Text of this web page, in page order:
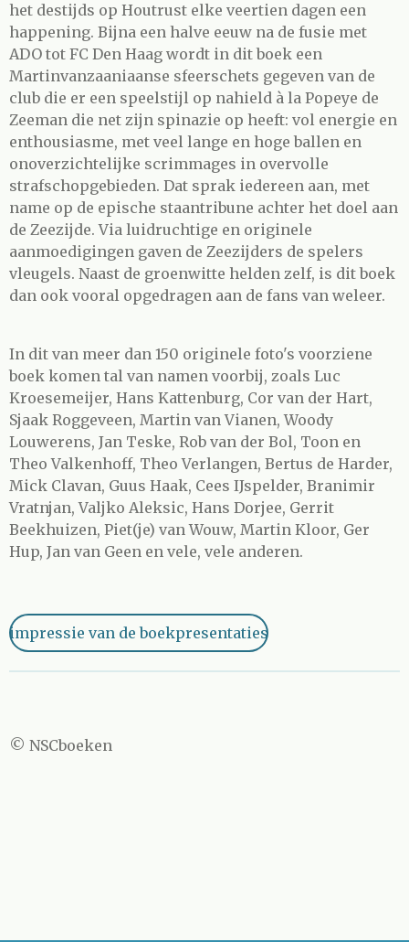
het destijds op Houtrust elke veertien dagen een
happening. Bijna een halve eeuw na de fusie met
ADO tot FC Den Haag wordt in dit boek een
Martinvanzaaniaanse sfeerschets gegeven van de
club die er een speelstijl op nahield à la Popeye de
Zeeman die net zijn spinazie op heeft: vol energie en
enthousiasme, met veel lange en hoge ballen en
onoverzichtelijke scrimmages in overvolle
strafschopgebieden. Dat sprak iedereen aan, met
name op de epische staantribune achter het doel aan
de Zeezijde. Via luidruchtige en originele
aanmoedigingen gaven de Zeezijders de spelers
vleugels. Naast de groenwitte helden zelf, is dit boek
dan ook vooral opgedragen aan de fans van weleer.
In dit van meer dan 150 originele foto's voorziene
boek komen tal van namen voorbij, zoals Luc
Kroesemeijer, Hans Kattenburg, Cor van der Hart,
Sjaak Roggeveen, Martin van Vianen, Woody
Louwerens, Jan Teske, Rob van der Bol, Toon en
Theo Valkenhoff, Theo Verlangen, Bertus de Harder,
Mick Clavan, Guus Haak, Cees IJspelder, Branimir
Vratnjan, Valjko Aleksic, Hans Dorjee, Gerrit
Beekhuizen, Piet(je) van Wouw, Martin Kloor, Ger
Hup, Jan van Geen en vele, vele anderen.
impressie van de boekpresentaties
© NSCboeken